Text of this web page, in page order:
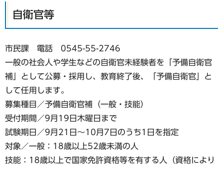
自衛官等
市民課 電話 0545-55-2746
一般の社会人や学生などの自衛官未経験者を「予備自衛官
補」として公募・採用し、教育終了後、「予備自衛官」と
して任用します。
募集種目／予備自衛官補（一般・技能）
受付期間／9月19日木曜日まで
試験期日／9月21日～10月7日のうち1日を指定
対象／一般：18歳以上52歳未満の人
技能：18歳以上で国家免許資格等を有する人（資格により